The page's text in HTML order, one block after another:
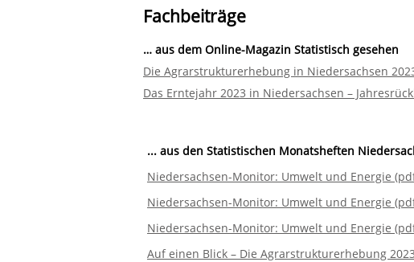
Fachbeiträge
… aus dem Online-Magazin Statistisch gesehen
Die Agrarstrukturerhebung in Niedersachsen
Das Erntejahr 2023 in Niedersachsen –
... aus den Statistischen Monatsheften
Niedersachsen-Monitor: Umwelt und Energie
Niedersachsen-Monitor: Umwelt und Energie
Niedersachsen-Monitor: Umwelt und Energie
Auf einen Blick – Die Agrarstrukturerhebung